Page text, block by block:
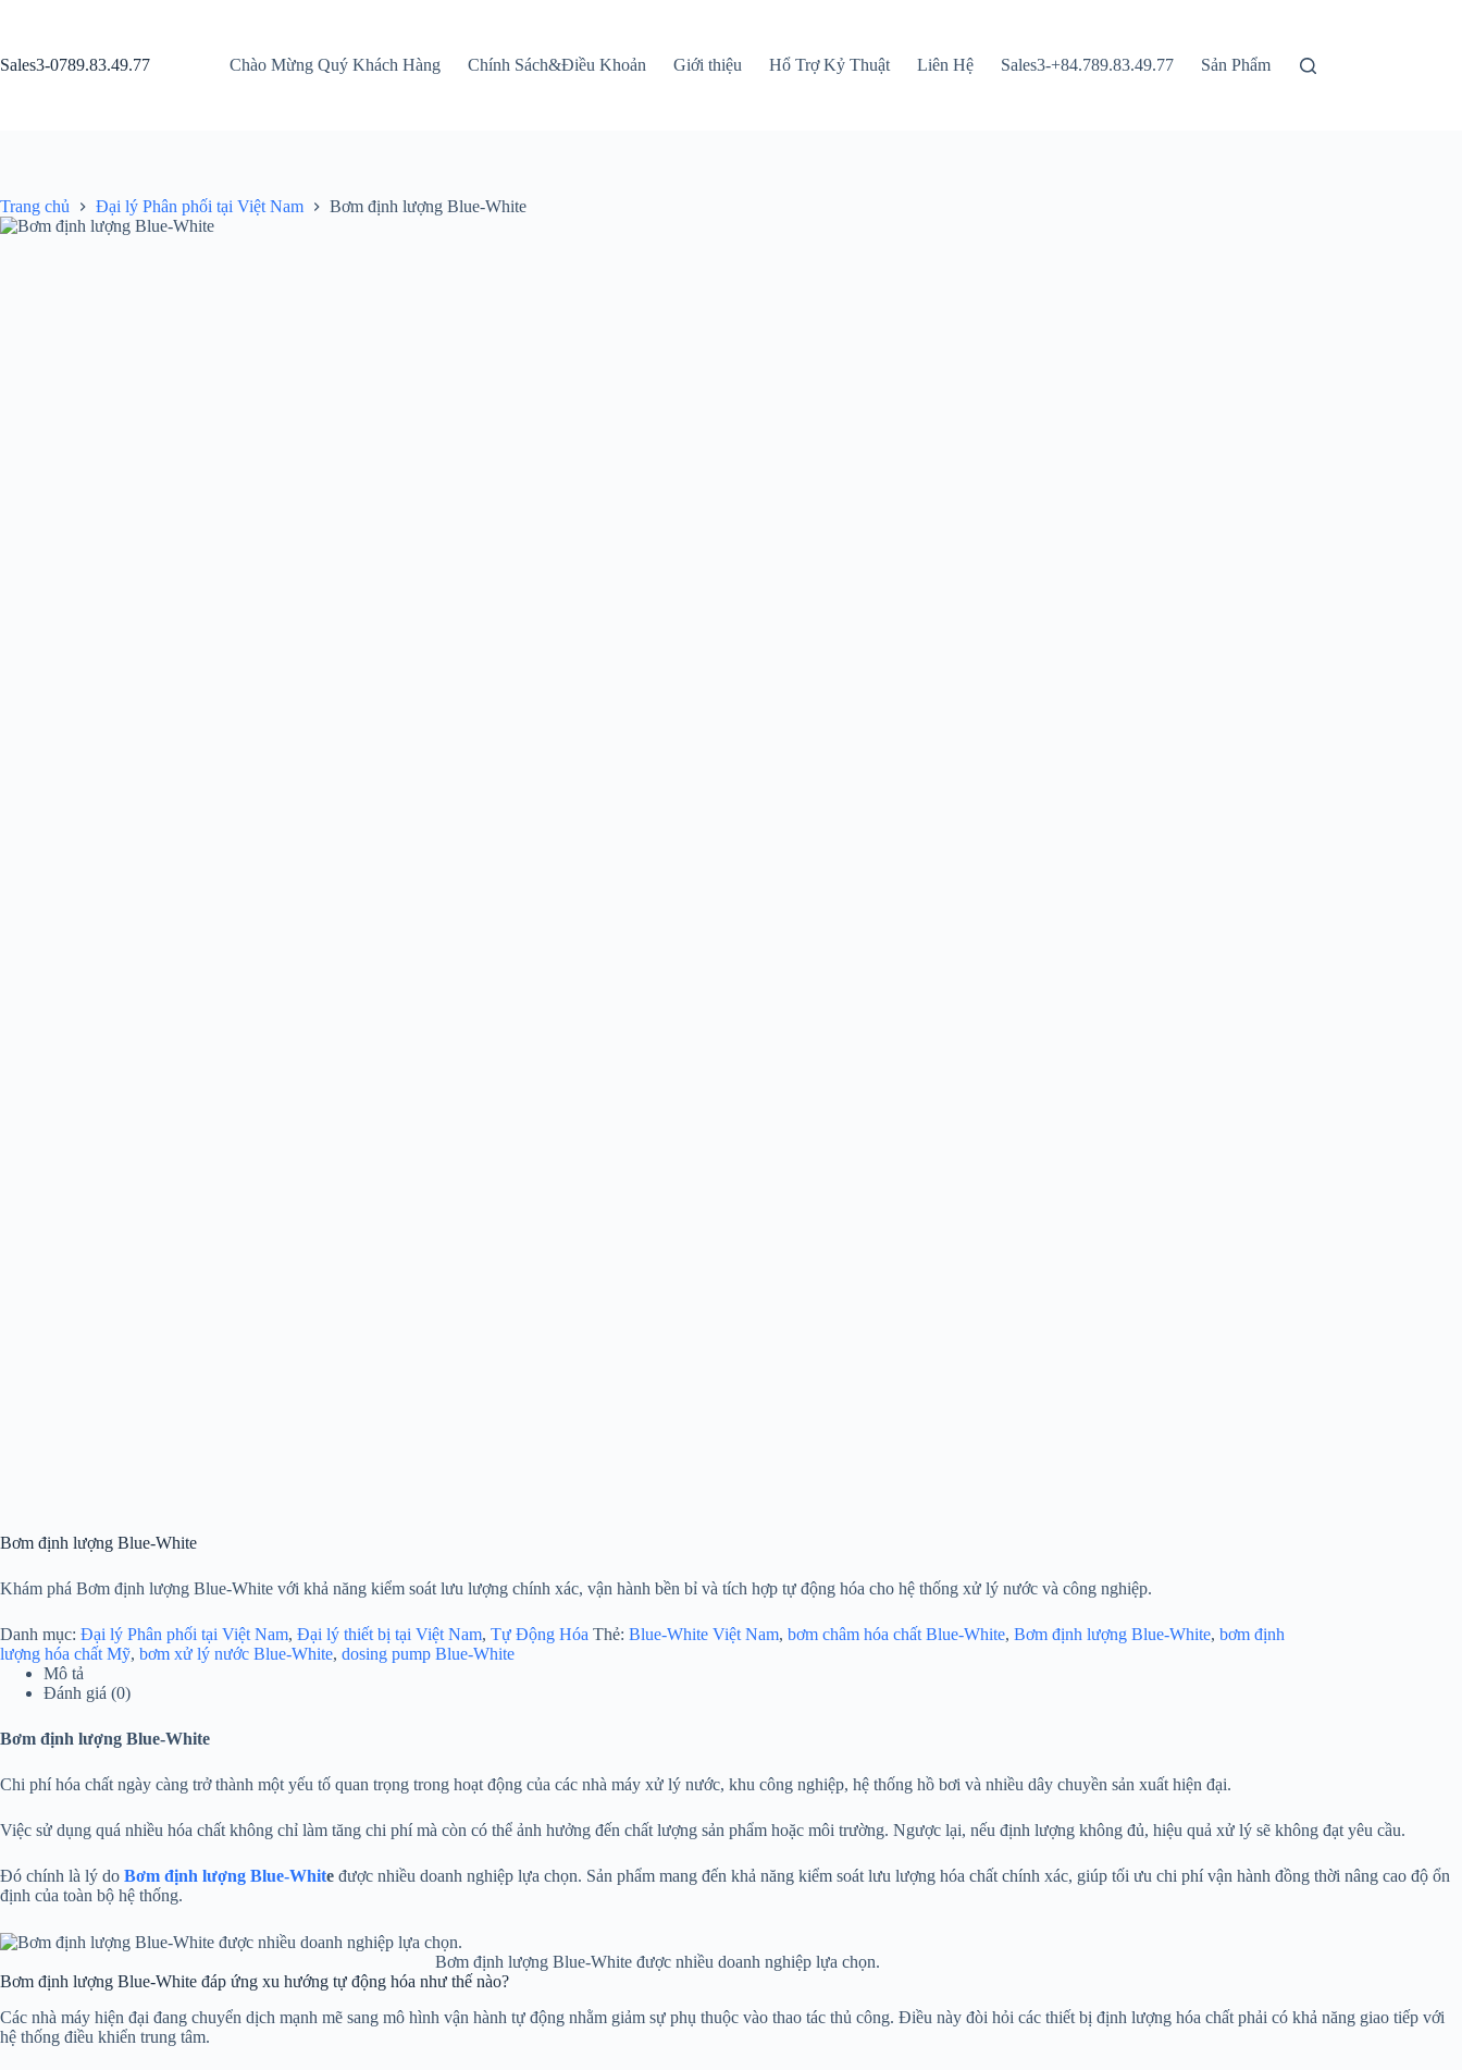
nội
Sales3-0789.83.49.77 Chào Mừng Quý Khách Hàng Chính Sách&Điều Khoản Giới thiệu Hổ Trợ Kỷ Thuật Liên Hệ Sales3-+84.789.83.49.77 Sản Phẩm
Trang chủ Đại lý Phân phối tại Việt Nam Bơm định lượng Blue-White
Bơm định lượng Blue-White
Khám phá Bơm định lượng Blue-White với khả năng kiểm soát lưu lượng chính xác, vận hành bền bỉ và tích hợp tự động hóa cho hệ thống xử lý nước và công nghiệp.
Danh mục: Đại lý Phân phối tại Việt Nam, Đại lý thiết bị tại Việt Nam, Tự Động Hóa Thẻ: Blue-White Việt Nam, bơm châm hóa chất Blue-White, Bơm định lượng Blue-White, bơm định
lượng hóa chất Mỹ, bơm xử lý nước Blue-White, dosing pump Blue-White
Mô tả
Đánh giá (0)
Bơm định lượng Blue-White
Chi phí hóa chất ngày càng trở thành một yếu tố quan trọng trong hoạt động của các nhà máy xử lý nước, khu công nghiệp, hệ thống hồ bơi và nhiều dây chuyền sản xuất hiện đại.
Việc sử dụng quá nhiều hóa chất không chỉ làm tăng chi phí mà còn có thể ảnh hưởng đến chất lượng sản phẩm hoặc môi trường. Ngược lại, nếu định lượng không đủ, hiệu quả xử lý sẽ không đạt yêu cầu.
Đó chính là lý do Bơm định lượng Blue-White được nhiều doanh nghiệp lựa chọn. Sản phẩm mang đến khả năng kiểm soát lưu lượng hóa chất chính xác, giúp tối ưu chi phí vận hành đồng thời nâng cao độ ổn
định của toàn bộ hệ thống.
Bơm định lượng Blue-White được nhiều doanh nghiệp lựa chọn.
Bơm định lượng Blue-White đáp ứng xu hướng tự động hóa như thế nào?
Các nhà máy hiện đại đang chuyển dịch mạnh mẽ sang mô hình vận hành tự động nhằm giảm sự phụ thuộc vào thao tác thủ công. Điều này đòi hỏi các thiết bị định lượng hóa chất phải có khả năng giao tiếp với
hệ thống điều khiển trung tâm.